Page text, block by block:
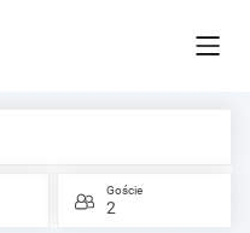
Goście
2